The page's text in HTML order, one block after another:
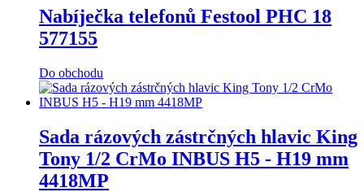
Nabíječka telefonů Festool PHC 18
577155
Do obchodu
Sada rázových zástrčných hlavic King
Tony 1/2 CrMo INBUS H5 - H19 mm
4418MP